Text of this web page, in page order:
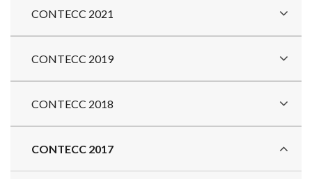
CONTECC 2021
CONTECC 2019
CONTECC 2018
CONTECC 2017